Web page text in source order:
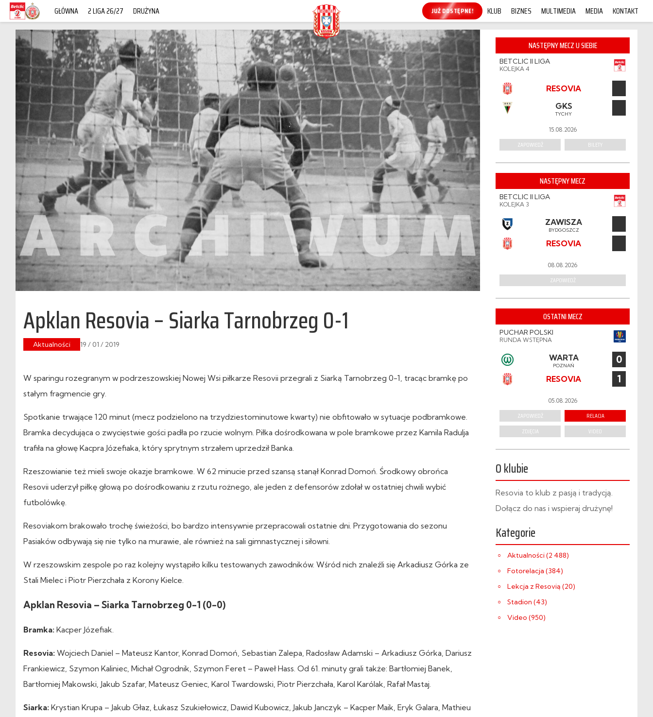
GŁÓWNA 2 LIGA 26/27 DRUŻYNA KUP ONLINE! KLUB BIZNES MULTIMEDIA MEDIA KONTAKT
Apklan Resovia – Siarka Tarnobrzeg 0-1
Aktualności 19 / 01 / 2019
W sparingu rozegranym w podrzeszowskiej Nowej Wsi piłkarze Resovii przegrali z Siarką Tarnobrzeg 0-1, tracąc bramkę po
stałym fragmencie gry.
Spotkanie trwające 120 minut (mecz podzielono na trzydziestominutowe kwarty) nie obfitowało w sytuacje podbramkowe.
Bramka decydująca o zwycięstwie gości padła po rzucie wolnym. Piłka dośrodkowana w pole bramkowe przez Kamila Radulja
trafiła na głowę Kacpra Józefiaka, który sprytnym strzałem uprzedził Banka.
Rzeszowianie też mieli swoje okazje bramkowe. W 62 minucie przed szansą stanął Konrad Domoń. Środkowy obrońca
Resovii uderzył piłkę głową po dośrodkowaniu z rzutu rożnego, ale jeden z defensorów zdołał w ostatniej chwili wybić
futbolówkę.
Resoviakom brakowało trochę świeżości, bo bardzo intensywnie przepracowali ostatnie dni. Przygotowania do sezonu
Pasiaków odbywają się nie tylko na murawie, ale również na sali gimnastycznej i siłowni.
W rzeszowskim zespole po raz kolejny wystąpiło kilku testowanych zawodników. Wśród nich znaleźli się Arkadiusz Górka ze
Stali Mielec i Piotr Pierzchała z Korony Kielce.
Apklan Resovia – Siarka Tarnobrzeg 0-1 (0-0)
Bramka: Kacper Józefiak.
Resovia: Wojciech Daniel – Mateusz Kantor, Konrad Domoń, Sebastian Zalepa, Radosław Adamski – Arkadiusz Górka, Dariusz
Frankiewicz, Szymon Kaliniec, Michał Ogrodnik, Szymon Feret – Paweł Hass. Od 61. minuty grali także: Bartłomiej Banek,
Bartłomiej Makowski, Jakub Szafar, Mateusz Geniec, Karol Twardowski, Piotr Pierzchała, Karol Karólak, Rafał Mastaj.
Siarka: Krystian Krupa – Jakub Głaz, Łukasz Szukiełowicz, Dawid Kubowicz, Jakub Janczyk – Kacper Maik, Eryk Galara, Mathieu
NASTĘPNY MECZ U SIEBIE
BETCLIC II LIGA
KOLEJKA 4
RESOVIA
GKS
TYCHY
15.08.2026
ZAPOWIEDŹ BILETY
NASTĘPNY MECZ
BETCLIC II LIGA
KOLEJKA 3
ZAWISZA
BYDGOSZCZ
RESOVIA
08.08.2026
ZAPOWIEDŹ
OSTATNI MECZ
PUCHAR POLSKI
RUNDA WSTĘPNA
WARTA
POZNAŃ 0
RESOVIA 1
05.08.2026
ZAPOWIEDŹ
RELACJA
ZDJĘCIA
VIDEO
O klubie
Resovia to klub z pasją i tradycją.
Dołącz do nas i wspieraj drużynę!
Kategorie
Aktualności (2 488)
Fotorelacja (384)
Lekcja z Resovią (20)
Stadion (43)
Video (950)